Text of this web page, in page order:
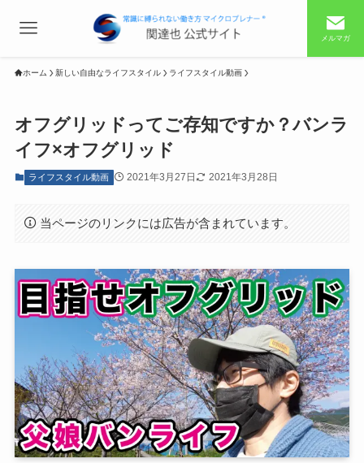
メルマガ
ホーム 新しい自由なライフスタイル ライフスタイル動画
オフグリッドってご存知ですか？バンラ
イフ×オフグリッド
ライフスタイル動画 2021年3月27日 2021年3月28日
当ページのリンクには広告が含まれています。